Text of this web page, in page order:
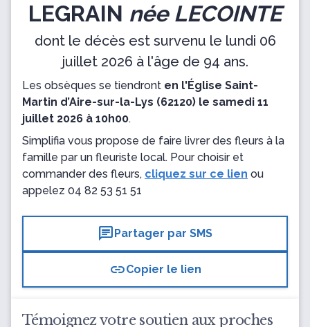
LEGRAIN née LECOINTE
dont le décès est survenu le lundi 06
juillet 2026 à l'âge de 94 ans.
Les obsèques se tiendront en l'Église Saint-
Martin d’Aire-sur-la-Lys (62120) le samedi 11
juillet 2026 à 10h00.
Simplifia vous propose de faire livrer des fleurs à la
famille par un fleuriste local. Pour choisir et
commander des fleurs, cliquez sur ce lien ou
appelez 04 82 53 51 51
chatPartager par SMS
linkCopier le lien
Témoignez votre soutien aux proches